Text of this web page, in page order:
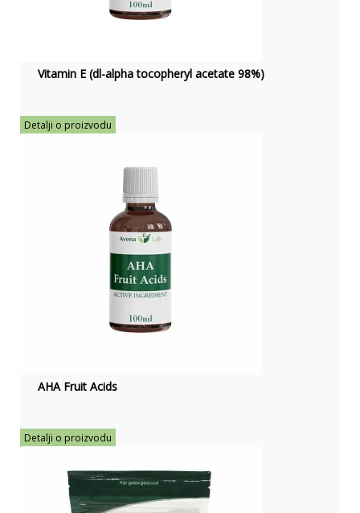
Vitamin E (dl-alpha tocopheryl acetate 98%)
Detalji o proizvodu
AHA Fruit Acids
Detalji o proizvodu